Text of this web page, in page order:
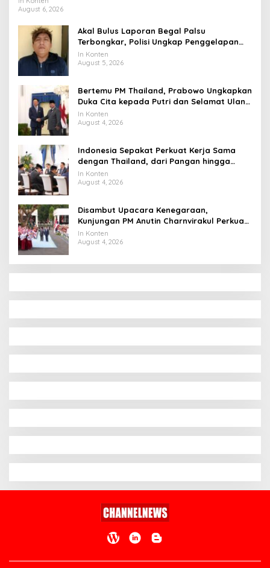
August 6, 2026
Akal Bulus Laporan Begal Palsu
Terbongkar, Polisi Ungkap Penggelapan
Uang Perusahaan untuk Crypto
In Konten
August 5, 2026
Bertemu PM Thailand, Prabowo Ungkapkan
Duka Cita kepada Putri dan Selamat Ulang
Tahun ke Raja Thailand
In Konten
August 4, 2026
Indonesia Sepakat Perkuat Kerja Sama
dengan Thailand, dari Pangan hingga
Ekonomi Digital
In Konten
August 4, 2026
Disambut Upacara Kenegaraan,
Kunjungan PM Anutin Charnvirakul Perkuat
Hubungan Indonesia-Thailand
In Konten
August 4, 2026